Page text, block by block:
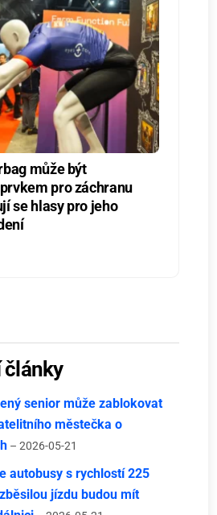
může být
pro záchranu
se hlasy pro jeho
články
senior může zablokovat
městečka o
– 2026-05-21
autobusy s rychlostí 225
jízdu budou mít